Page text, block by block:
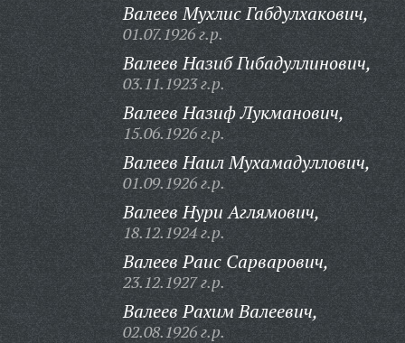
Валеев Мухлис Габдулхакович,
01.07.1926 г.р.
Валеев Назиб Гибадуллинович,
03.11.1923 г.р.
Валеев Назиф Лукманович,
15.06.1926 г.р.
Валеев Наил Мухамадуллович,
01.09.1926 г.р.
Валеев Нури Аглямович,
18.12.1924 г.р.
Валеев Раис Сарварович,
23.12.1927 г.р.
Валеев Рахим Валеевич,
02.08.1926 г.р.